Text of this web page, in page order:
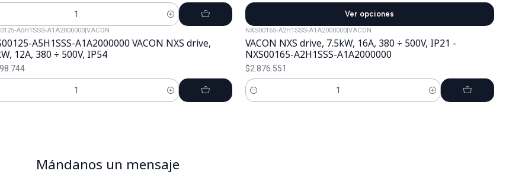
Ver opciones
A5H1SSS-A1A2000000|VACON
A5H1SSS-A1A2000000 VACON NXS drive,
12A, 380 ÷ 500V, IP54
NXS00165-A2H1SSS-A1A2000000|VACON
VACON NXS drive, 7.5kW, 16A, 380 ÷ 500V, IP21 -
NXS00165-A2H1SSS-A1A2000000
$2.876.551
Cantidad
Mándanos un mensaje